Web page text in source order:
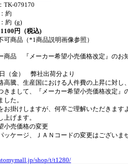
TK-079170
約
(g)
円（税込)
可商品（*1商品説明画像参照）
商品 『メーカー希望小売価格改定』のお
（金） 弊社出荷分より
高騰、生産国における人件費の上昇に対し
きまして、『メーカー希望小売価格改定』
した。
お掛けしますが、何卒ご理解いただきます
上げます。
小売価格の変更
ッケージ、ＪＡＮコードの変更はございま
shop/t/t1280/